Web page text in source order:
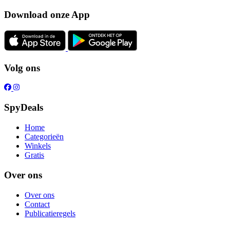
Download onze App
Volg ons
SpyDeals
Home
Categorieën
Winkels
Gratis
Over ons
Over ons
Contact
Publicatieregels